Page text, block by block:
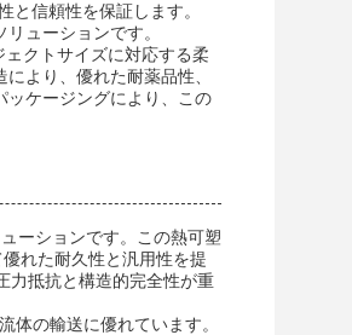
信頼性を保証します。
ューションです。
クトサイズに対応する柔
より、優れた耐薬品性、
ッケージングにより、この
ーションです。この熱可塑
れた耐久性と汎用性を提
力抵抗と構造的完全性が重
の輸送に優れています。